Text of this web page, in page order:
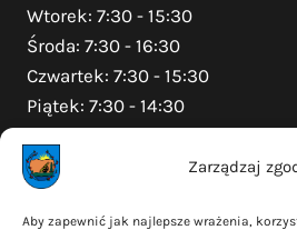
Zarządzaj
Aby zapewnić jak najlepsze wrażenia,
Wtorek: 7:30 - 15:30
Środa: 7:30 - 16:30
Czwartek: 7:30 - 15:30
Piątek: 7:30 - 14:30
Na skróty